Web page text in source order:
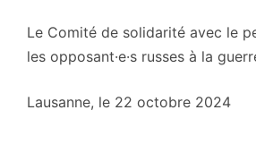
Le Comité de solidarité avec le
les opposant·e·s russes à la
Lausanne, le 22 octobre 2024